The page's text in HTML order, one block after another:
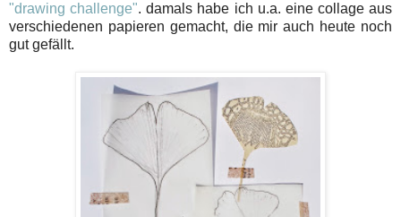
"drawing challenge". damals habe ich u.a. eine collage aus
verschiedenen papieren gemacht, die mir auch heute noch
gut gefällt.